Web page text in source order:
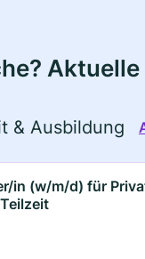
Aktuelle
& Ausbildung
in (w/m/d) für